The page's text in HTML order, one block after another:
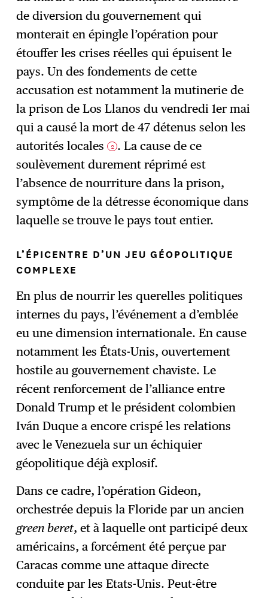
de diversion du gouvernement qui
monterait en épingle l’opération pour
étouffer les crises réelles qui épuisent le
pays. Un des fondements de cette
accusation est notamment la mutinerie de
la prison de Los Llanos du vendredi 1er mai
qui a causé la mort de 47 détenus selon les
autorités locales 2 . La cause de ce
soulèvement durement réprimé est
l’absence de nourriture dans la prison,
symptôme de la détresse économique dans
laquelle se trouve le pays tout entier.
L’ÉPICENTRE D’UN JEU GÉOPOLITIQUE
COMPLEXE
En plus de nourrir les querelles politiques
internes du pays, l’événement a d’emblée
eu une dimension internationale. En cause
notamment les États-Unis, ouvertement
hostile au gouvernement chaviste. Le
récent renforcement de l’alliance entre
Donald Trump et le président colombien
Iván Duque a encore crispé les relations
avec le Venezuela sur un échiquier
géopolitique déjà explosif.
Dans ce cadre, l’opération Gideon,
orchestrée depuis la Floride par un ancien
green beret, et à laquelle ont participé deux
américains, a forcément été perçue par
Caracas comme une attaque directe
conduite par les Etats-Unis. Peut-être